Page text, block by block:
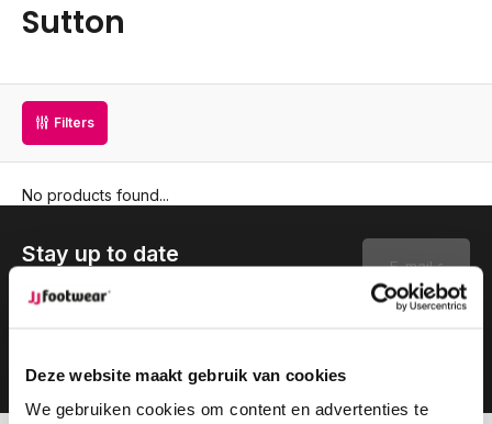
Deze website maakt gebruik van cookies
We gebruiken cookies om content en advertenties te
Sutton
Filters
No products found...
Stay up to date